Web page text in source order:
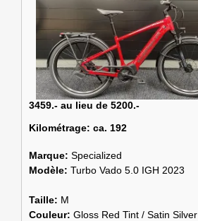
3459.- au lieu de 5200.-
Kilométrage: ca. 192
Marque: Specialized
Modèle: Turbo Vado 5.0 IGH 2023
Taille: M
Couleur: Gloss Red Tint / Satin Silver